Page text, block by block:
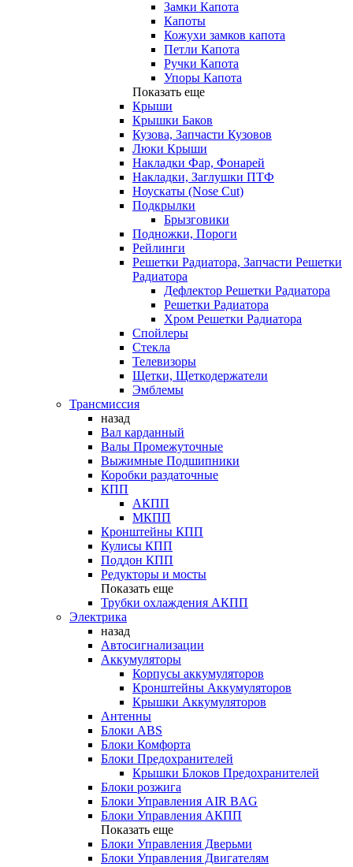
Замки Капота
Капоты
Кожухи замков капота
Петли Капота
Ручки Капота
Упоры Капота
Показать еще
Крыши
Крышки Баков
Кузова, Запчасти Кузовов
Люки Крыши
Накладки Фар, Фонарей
Накладки, Заглушки ПТФ
Ноускаты (Nose Cut)
Подкрылки
Брызговики
Подножки, Пороги
Рейлинги
Решетки Радиатора, Запчасти Решетки
Радиатора
Дефлектор Решетки Радиатора
Решетки Радиатора
Хром Решетки Радиатора
Спойлеры
Стекла
Телевизоры
Щетки, Щеткодержатели
Эмблемы
Трансмиссия
назад
Вал карданный
Валы Промежуточные
Выжимные Подшипники
Коробки раздаточные
КПП
АКПП
МКПП
Кронштейны КПП
Кулисы КПП
Поддон КПП
Редукторы и мосты
Показать еще
Трубки охлаждения АКПП
Электрика
назад
Автосигнализации
Аккумуляторы
Корпусы аккумуляторов
Кронштейны Аккумуляторов
Крышки Аккумуляторов
Антенны
Блоки ABS
Блоки Комфорта
Блоки Предохранителей
Крышки Блоков Предохранителей
Блоки розжига
Блоки Управления AIR BAG
Блоки Управления АКПП
Показать еще
Блоки Управления Дверьми
Блоки Управления Двигателям